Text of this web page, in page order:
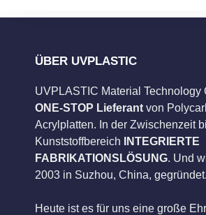
ÜBER UVPLASTIC
UVPLASTIC Material Technology
ONE-STOP Lieferant von
Acrylplatten. In der Zwischenzeit
Kunststoffbereich
INTEGRIERTE
FABRIKATIONSLÖSUNG. Und
2003 in Suzhou, China, gegründet.
Heute ist es für uns eine große